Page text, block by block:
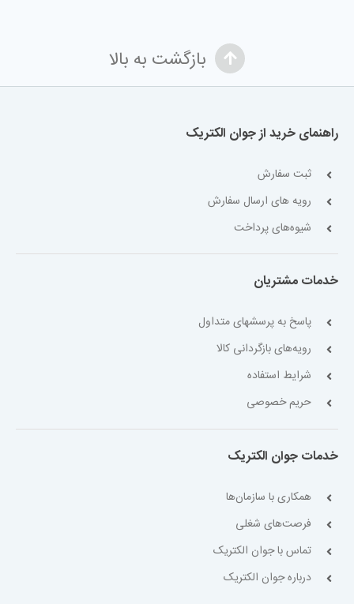
بازگشت به بالا
راهنمای خرید از جوان الکتریک
ثبت سفارش
رویه های ارسال سفارش
شیوه‌های پرداخت
خدمات مشتریان
پاسخ به پرسشهای متداول
رویه‌های بازگردانی کالا
شرایط استفاده
حریم خصوصی
خدمات جوان الکتریک
همکاری با سازمان‌ها
فرصت‌های شغلی
تماس با جوان الکتریک
درباره جوان الکتریک